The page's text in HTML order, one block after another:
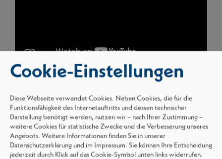
Eindrücke aus dem Alltag unserer
Azubis
Cookie-Einstellungen
Diese Webseite verwendet Cookies. Neben Cookies, die für die
Funktionsfähigkeit des Internetauftritts und dessen technischer
Darstellung benötigt werden, nutzen wir – nach Ihrer Zustimmung –
weitere Cookies für statistische Zwecke und die Verbesserung unseres
Angebots. Weitere Informationen finden Sie in unserer
Datenschutzerklärung und im Impressum. Sie können Ihre Entscheidung
jederzeit durch Klick auf das Cookie-Symbol unten links widerrufen.